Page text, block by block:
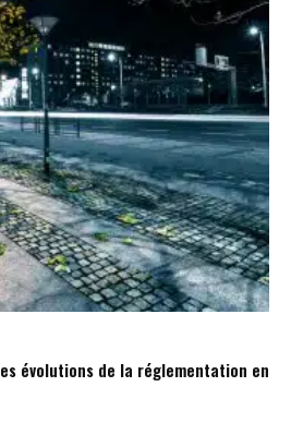
évolutions de la réglementation en